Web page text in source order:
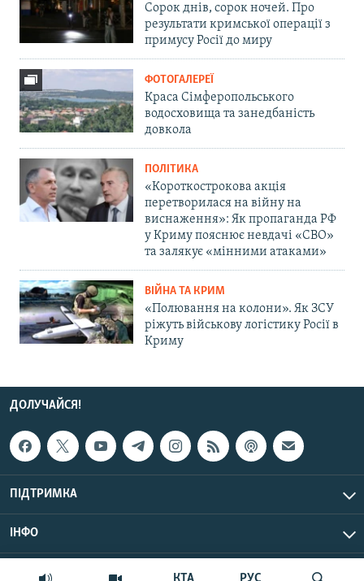
Сорок днів, сорок ночей. Про
результати кримської операції з
примусу Росії до миру
ФОТОГАЛЕРЕЇ
Краса Сімферопольського
водосховища та занедбаність
довкола
ПОЛІТИКА
«Короткострокова акція
перетворилася на війну на
виснаження»: Як пропаганда РФ
у Криму пояснює невдачі «СВО»
та залякує «мінними атаками»
ВІЙНА ТА КРИМ
«Полювання на колони». Як ЗСУ
ріжуть військову логістику Росії в
Криму
ДОЛУЧАЙСЯ!
ПІДТРИМКА
ІНФО
© Крим.Реалії, 2026 | Усі права застережено.